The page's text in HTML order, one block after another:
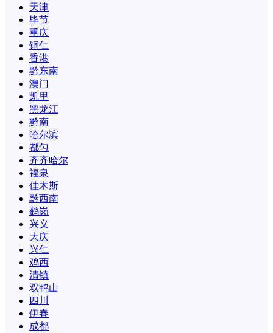
天津
毕节
重庆
铜仁
香港
黔东南
澳门
凯里
黑龙江
黔南
哈尔滨
都匀
齐齐哈尔
福泉
佳木斯
黔西南
鹤岗
兴义
大庆
兴仁
鸡西
清镇
双鸭山
四川
伊春
成都